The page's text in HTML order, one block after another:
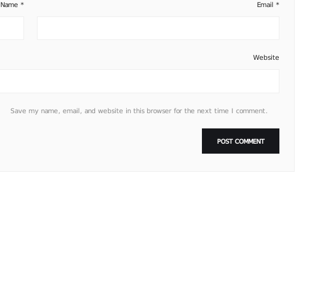
Name* Email *
Website
Save my name, email, and website in this browser for the next time I comment.